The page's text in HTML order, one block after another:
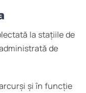
la stațiile de
de
și în funcție